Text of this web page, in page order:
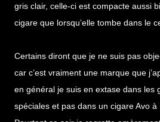
gris clair, celle-ci est compacte aussi
cigare que lorsqu’elle tombe dans le
Certains diront que je ne suis pas
car c’est vraiment une marque que
en général je suis en extase dans les
spéciales et pas dans un cigare Avo à